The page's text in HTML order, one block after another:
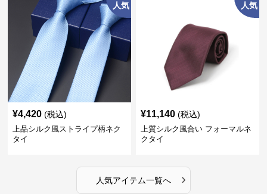
人気
¥4,420 (税込)
上品シルク風ストライプ柄ネク
タイ
人気
¥11,140 (税込)
上質シルク風合い フォーマルネ
クタイ
人気アイテム一覧へ ›